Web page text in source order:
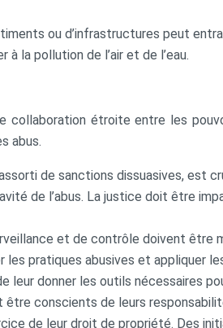
ou d’infrastructures peut
la pollution de l’air et de l’eau.
collaboration étroite entre les
abus.
de sanctions dissuasives, est
de l’abus. La justice doit être
et de contrôle doivent
pratiques abusives et appliquer
leur donner les outils nécessaires
être conscients de leurs
de leur droit de propriété. Des